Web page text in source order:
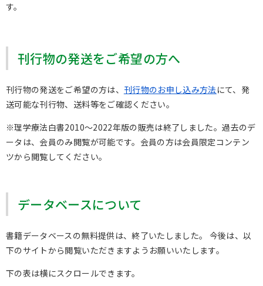
す。
刊行物の発送をご希望の方へ
刊行物の発送をご希望の方は、 刊行物のお申し込み方法 にて、発
送可能な刊行物、送料等をご確認ください。
※理学療法白書2010～2022年版の販売は終了しました。過去のデ
ータは、会員のみ閲覧が可能です。会員の方は会員限定コンテン
ツから閲覧してください。
データベースについて
書籍データベースの無料提供は、終了いたしました。 今後は、以
下のサイトから閲覧いただきますようお願いいたします。
下の表は横にスクロールできます。